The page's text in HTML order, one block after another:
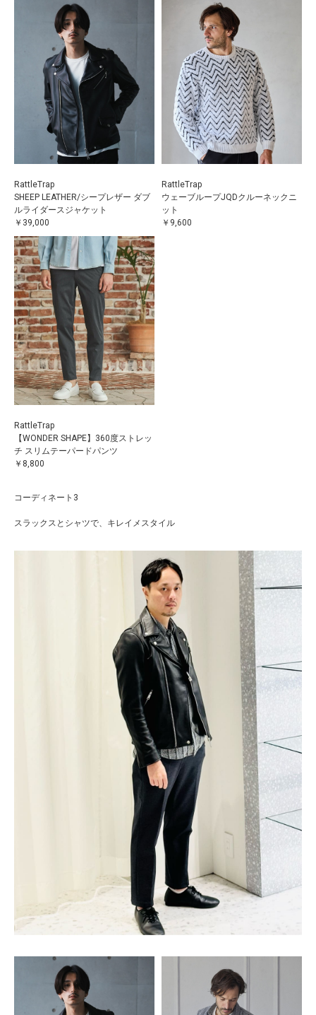
RattleTrap
SHEEP LEATHER/シープレザー ダブ
ルライダースジャケット
￥39,000
RattleTrap
ウェーブループJQDクルーネックニ
ット
￥9,600
RattleTrap
【WONDER SHAPE】360度ストレッ
チ スリムテーパードパンツ
￥8,800
コーディネート3
スラックスとシャツで、キレイメスタイル